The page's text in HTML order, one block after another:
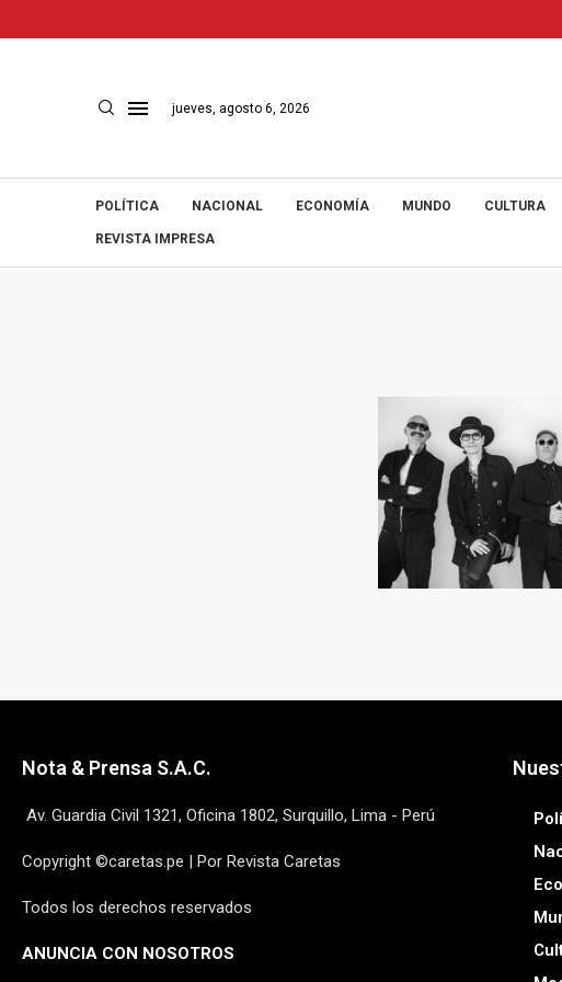
jueves, agosto 6, 2026
POLÍTICA NACIONAL ECONOMÍA MUNDO CULTURA
REVISTA IMPRESA
Nota & Prensa S.A.C.
Av. Guardia Civil 1321, Oficina 1802, Surquillo, Lima - Perú
Copyright ©caretas.pe | Por Revista Caretas
Todos los derechos reservados
ANUNCIA CON NOSOTROS